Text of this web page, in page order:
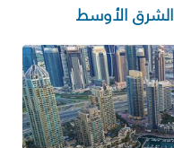
الشرق الأوسط